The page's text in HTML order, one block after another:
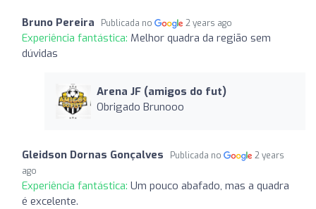
Bruno Pereira Publicada no 2 years ago
Experiência fantástica: Melhor quadra da região sem
dúvidas
Arena JF (amigos do fut)
Obrigado Brunooo
Gleidson Dornas Gonçalves Publicada no
2 years
ago
Experiência fantástica: Um pouco abafado, mas a quadra
é excelente.